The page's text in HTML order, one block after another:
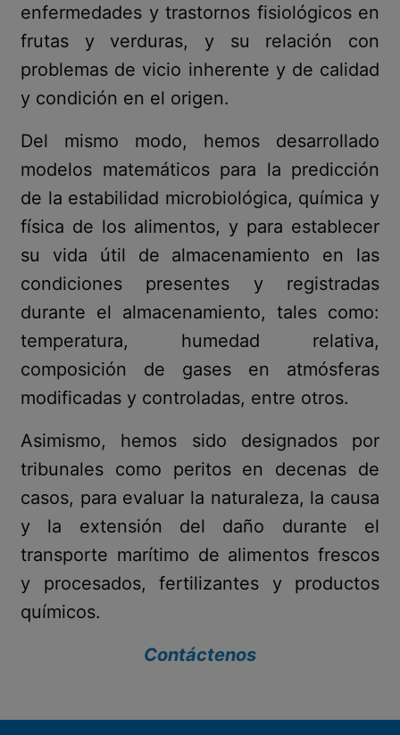
enfermedades y trastornos fisiológicos en
frutas y verduras, y su relación con
problemas de vicio inherente y de calidad
y condición en el origen.
Del mismo modo, hemos desarrollado
modelos matemáticos para la predicción
de la estabilidad microbiológica, química y
física de los alimentos, y para establecer
su vida útil de almacenamiento en las
condiciones presentes y registradas
durante el almacenamiento, tales como:
temperatura, humedad relativa,
composición de gases en atmósferas
modificadas y controladas, entre otros.
Asimismo, hemos sido designados por
tribunales como peritos en decenas de
casos, para evaluar la naturaleza, la causa
y la extensión del daño durante el
transporte marítimo de alimentos frescos
y procesados, fertilizantes y productos
químicos.
Contáctenos